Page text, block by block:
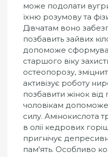
може подолати вугри
їхню розумову та
Дівчатам воно
позбавить зайвих
допоможе
старшого віку
остеопорозу,
активізує роботу
позбавити жінок від
чоловікам допоможе
силу. Амінокислота
в олії кедрових
пригнічує
пам'ять. Особливо